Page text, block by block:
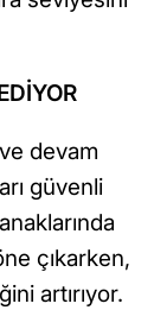
devam
güvenli
çıkarken,
artırıyor.